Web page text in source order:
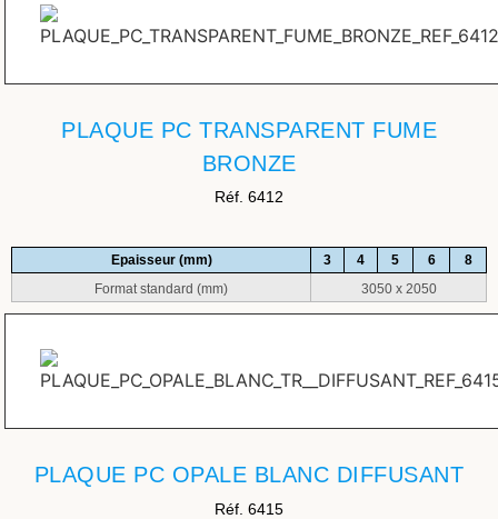
PLAQUE PC TRANSPARENT FUME
BRONZE
Réf. 6412
Epaisseur (mm) 3 4 5 6
8
Format standard (mm)
3050 x 2050
PLAQUE PC OPALE BLANC DIFFUSANT
Réf. 6415